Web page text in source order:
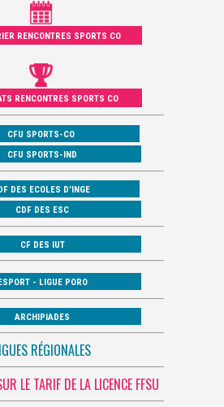
RENCONTRES SPORTS CO
RENCONTRES SPORTS CO
CFU SPORTS-CO
CFU SPORTS-IND
DES ECOLES D’INGE
CDF DES ESC
CF DES IUT
ESPORT - LIGUE PORO
ARCHIPIADES
RÉGIONALES
LE TARIF DE LA LICENCE FFSU